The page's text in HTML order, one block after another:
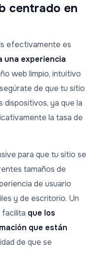
centrado en
efectivamente es
una experiencia
web limpio, intuitivo
de que tu sitio
dispositivos, ya que la
la tasa de
para que tu sitio se
tamaños de
de usuario
y de escritorio. Un
que los
que están
de que se